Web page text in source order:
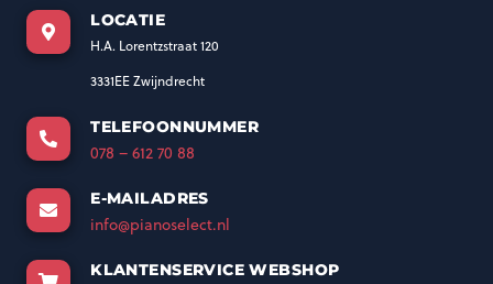
LOCATIE
H.A. Lorentzstraat 120
3331EE Zwijndrecht
TELEFOONNUMMER
078 – 612 70 88
E-MAILADRES
info@pianoselect.nl
KLANTENSERVICE WEBSHOP